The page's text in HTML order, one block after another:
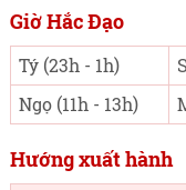
Giờ Hắc Đạo
Tý (23h - 1h)
Ngọ (11h - 13h)
Hướng xuất hành